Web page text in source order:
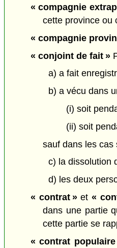
« compagnie
cette province ou
« compagnie
« conjoint de fait »
a) a fait
b) a vécu dans
(i) soit
(ii) soit
sauf dans les cas
c) la dissolution
d) les deux
« contrat »et«
dans une partie
cette partie se
« contrat populaire